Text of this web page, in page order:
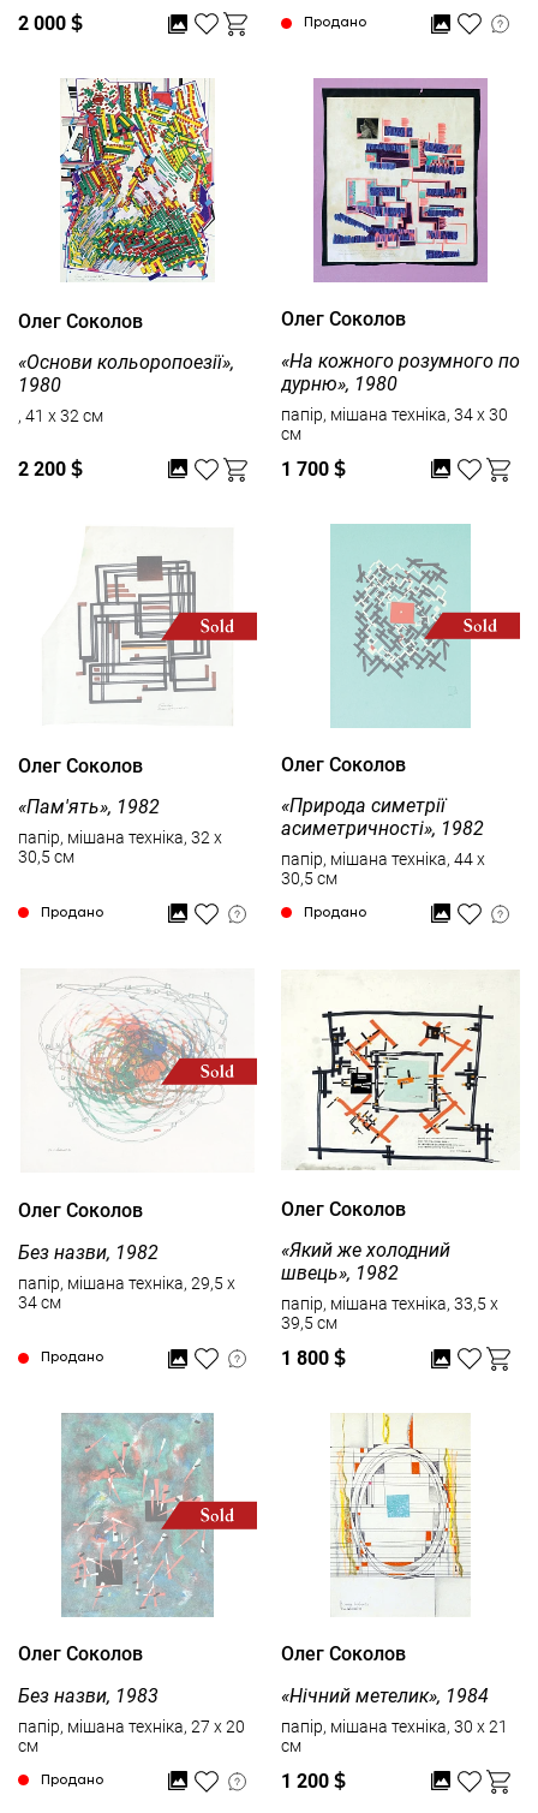
2 000 $ Продано
Олег Соколов
«Основи кольоропоезії»,
1980
, 41 x 32 см
2 200 $
Олег Соколов
«На кожного розумного по
дурню», 1980
папір, мішана техніка, 34 x 30
см
1 700 $
Олег Соколов
«Пам'ять», 1982
папір, мішана техніка, 32 x
30,5 см
Продано
Олег Соколов
«Природа симетрії
асиметричності», 1982
папір, мішана техніка, 44 x
30,5 см
Продано
Олег Соколов
Без назви, 1982
папір, мішана техніка, 29,5 x
34 см
Продано
Олег Соколов
«Який же холодний
швець», 1982
папір, мішана техніка, 33,5 x
39,5 см
1 800 $
Олег Соколов
Без назви, 1983
папір, мішана техніка, 27 x 20
см
Продано
Олег Соколов
«Нічний метелик», 1984
папір, мішана техніка, 30 x 21
см
1 200 $